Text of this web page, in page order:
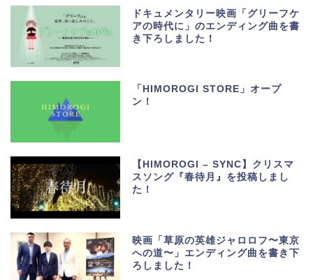
ドキュメンタリー映画「グリーフケ
アの時代に」のエンディング曲を書
き下ろしました！
「HIMOROGI STORE」オープ
ン！
【HIMOROGI – SYNC】クリスマ
スソング『春待月』を投稿しまし
た！
映画「草原の英雄ジャロロフ〜東京
への道〜」エンディング曲を書き下
ろしました！